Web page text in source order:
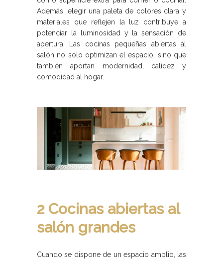
Además, elegir una paleta de colores clara y
materiales que reflejen la luz contribuye a
potenciar la luminosidad y la sensación de
apertura. Las cocinas pequeñas abiertas al
salón no solo optimizan el espacio, sino que
también aportan modernidad, calidez y
comodidad al hogar.
2 Cocinas abiertas al
salón grandes
Cuando se dispone de un espacio amplio, las